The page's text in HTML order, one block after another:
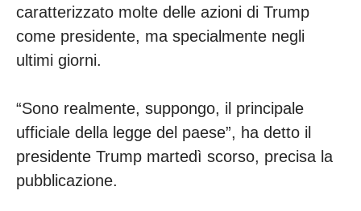
caratterizzato molte delle azioni di Trump
come presidente, ma specialmente negli
ultimi giorni.
“Sono realmente, suppongo, il principale
ufficiale della legge del paese”, ha detto il
presidente Trump martedì scorso, precisa la
pubblicazione.